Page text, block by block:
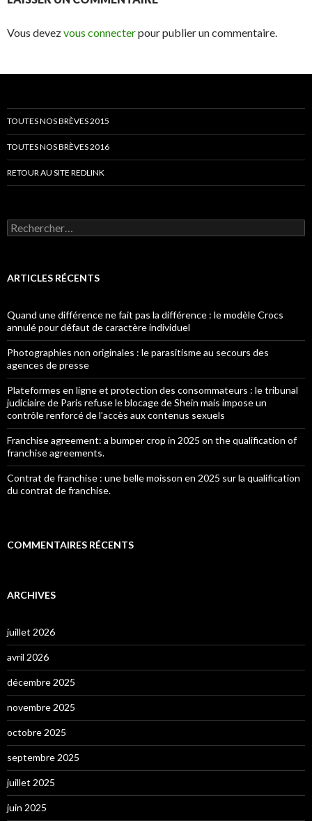
Vous devezvous connecterpour publier un commentaire.
TOUTES NOS BRÈVES 2015
TOUTES NOS BRÈVES 2016
RETOUR AU SITE REDLINK
Rechercher :
ARTICLES RÉCENTS
Quand une différence ne fait pas la différence : le modèle Crocs
annulé pour défaut de caractère individuel
Photographies non originales : le parasitisme au secours des
agences de presse
Plateformes en ligne et protection des consommateurs : le tribunal
judiciaire de Paris refuse le blocage de Shein mais impose un
contrôle renforcé de l’accès aux contenus sexuels
Franchise agreement: a bumper crop in 2025 on the qualification of
franchise agreements.
Contrat de franchise : une belle moisson en 2025 sur la qualification
du contrat de franchise.
COMMENTAIRES RÉCENTS
ARCHIVES
juillet 2026
avril 2026
décembre 2025
novembre 2025
octobre 2025
septembre 2025
juillet 2025
juin 2025